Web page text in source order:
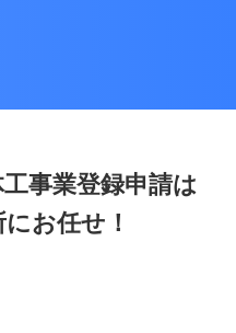
事業登録申請は
お任せ！